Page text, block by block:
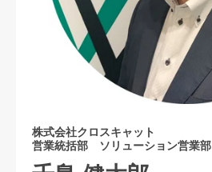
株式会社クロスキャット
営業統括部 ソリューション営業部